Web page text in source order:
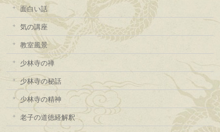
面白い話
気の講座
教室風景
少林寺の禅
少林寺の秘話
少林寺の精神
老子の道徳経解釈